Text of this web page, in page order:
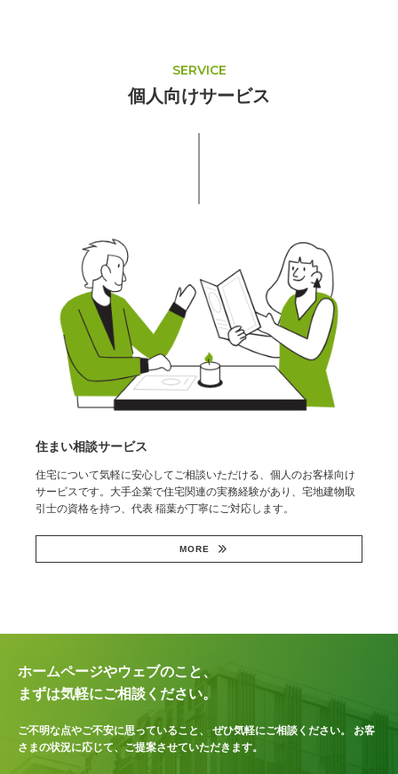
SERVICE
個人向けサービス
住まい相談サービス
住宅について気軽に安心してご相談いただける、個人のお客様向け
サービスです。大手企業で住宅関連の実務経験があり、宅地建物取
引士の資格を持つ、代表 稲葉が丁寧にご対応します。
MORE
ホームページやウェブのこと、
まずは気軽にご相談ください。
ご不明な点やご不安に思っていること、 ぜひ気軽にご相談ください。
お客
さまの状況に応じて、ご提案させていただきます。